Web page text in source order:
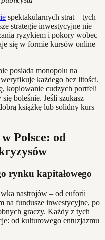
spektakularnych strat – tych
strategie inwestycyjne nie
ryzykiem i pokory wobec
się w formie kursów online
posiada monopolu na
każdego bez litości.
kopiowanie cudzych portfeli
boleśnie. Jeśli szukasz
książkę lub solidny kurs
Polsce: od
rynku kapitałowego
nastrojów – od euforii
na fundusze inwestycyjne, po
graczy. Każdy z tych
od kulturowego entuzjazmu